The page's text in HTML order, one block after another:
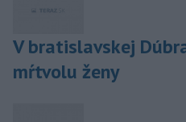
V bratislavskej
mŕtvolu ženy